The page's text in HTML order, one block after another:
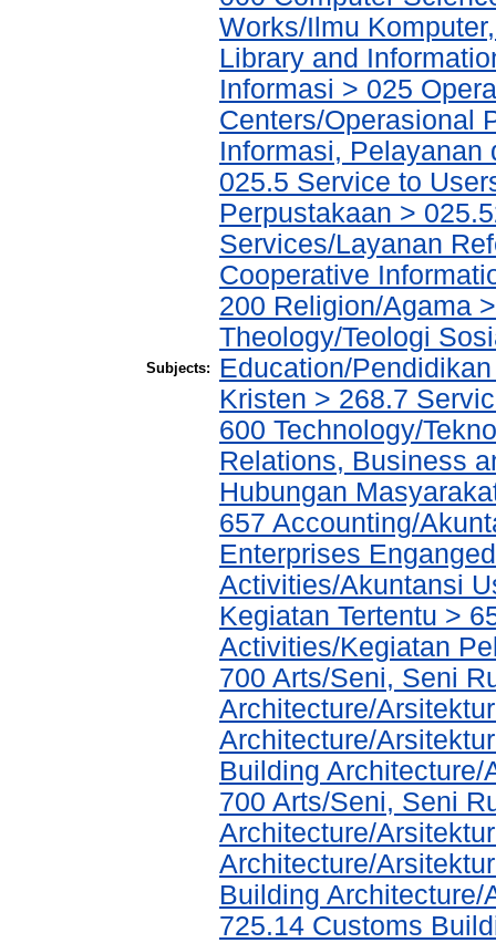
Subjects:
Works/Ilmu
Library and
Informasi > 025
Centers/Operasional
Informasi, Pelayanan
025.5 Service to
Perpustakaan >
Services/Layanan
Cooperative
200 Religion/Agama
Theology/Teologi
Education/
Kristen > 268.7
600 Technology/
Relations, Business
Hubungan
657 Accounting/
Enterprises
Activities/Akuntansi
Kegiatan Tertentu >
Activities/Kegiatan
700 Arts/Seni, Seni
Architecture/
Architecture/
Building
700 Arts/Seni, Seni
Architecture/
Architecture/
Building
725.14 Customs